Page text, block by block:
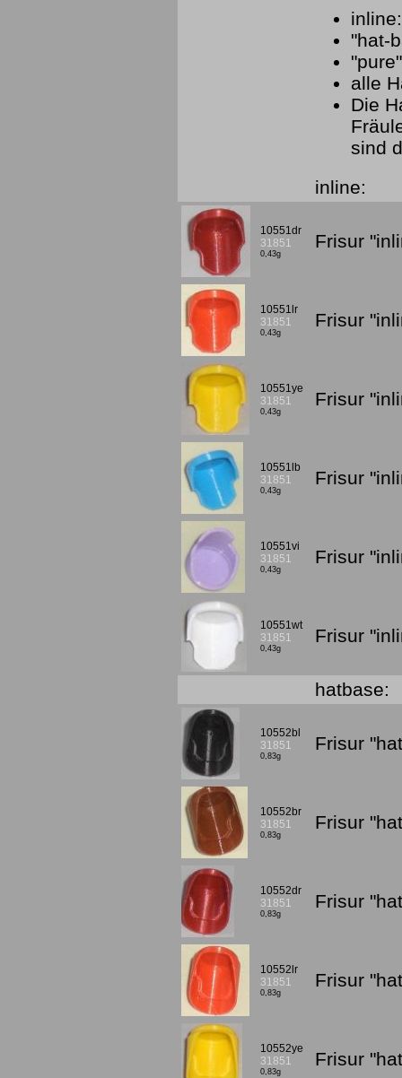
"hat-
alle
Die
sind
inline:
10551dr
31851
0,43g
Frisur
10551lr
31851
0,43g
Frisur
10551ye
31851
0,43g
Frisur
10551lb
31851
0,43g
Frisur
10551vi
31851
0,43g
Frisur
10551wt
31851
0,43g
Frisur
hatbase:
10552bl
31851
0,83g
Frisur
10552br
31851
0,83g
Frisur
10552dr
31851
0,83g
Frisur
10552lr
31851
0,83g
Frisur
10552ye
31851
0,83g
Frisur